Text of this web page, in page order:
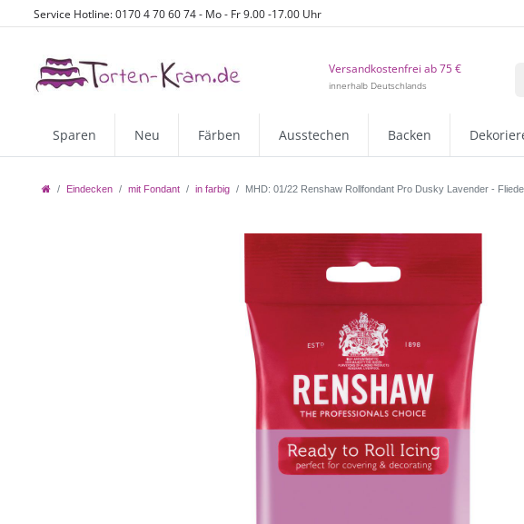
Service Hotline: 0170 4 70 60 74 - Mo - Fr 9.00 -17.00 Uhr
Versandkostenfrei ab 75 €
innerhalb Deutschlands
Sparen Neu Färben Ausstechen Backen
Eindecken mit Fondant in farbig MHD: 01/22 Renshaw Rollfondant Pro Dusky Lavender -